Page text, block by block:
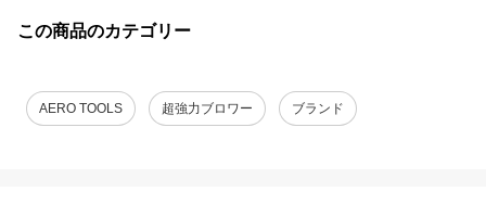
この商品のカテゴリー
AERO TOOLS 超強力ブロワー ブランド